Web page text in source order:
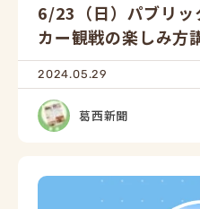
6/23（日）パブリッ
カー観戦の楽しみ方
2024.05.29
葛西新聞